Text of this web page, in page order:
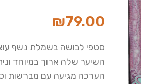
₪79.00
סטפי לבושה בשמלת נשף
השיער שלה ארוך במיוחד
הערכה מגיעה עם מברשות